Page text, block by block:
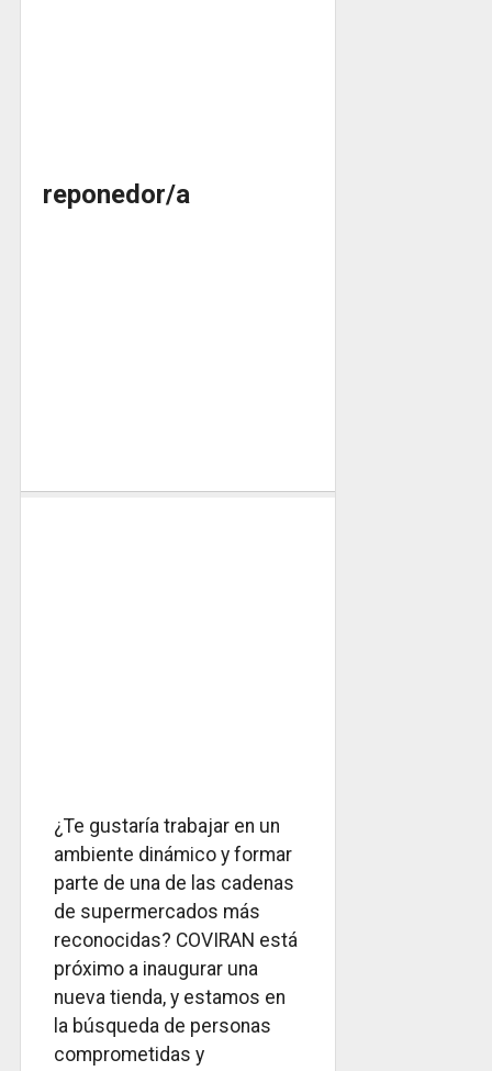
reponedor/a
¿Te gustaría trabajar en un
ambiente dinámico y formar
parte de una de las cadenas
de supermercados más
reconocidas? COVIRAN está
próximo a inaugurar una
nueva tienda, y estamos en
la búsqueda de personas
comprometidas y